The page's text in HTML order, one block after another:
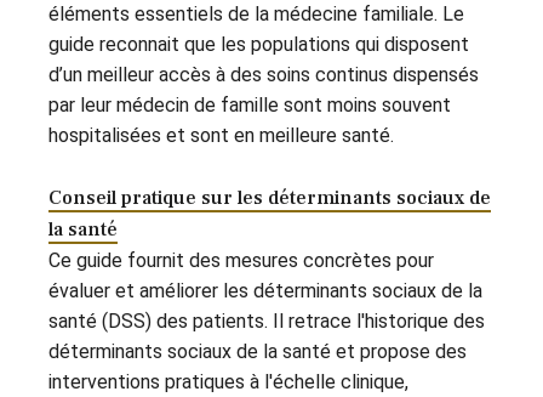
éléments essentiels de la médecine familiale. Le
guide reconnait que les populations qui disposent
d’un meilleur accès à des soins continus dispensés
par leur médecin de famille sont moins souvent
hospitalisées et sont en meilleure santé.
Conseil pratique sur les déterminants sociaux de
la santé
Ce guide fournit des mesures concrètes pour
évaluer et améliorer les déterminants sociaux de la
santé (DSS) des patients. Il retrace l'historique des
déterminants sociaux de la santé et propose des
interventions pratiques à l'échelle clinique,